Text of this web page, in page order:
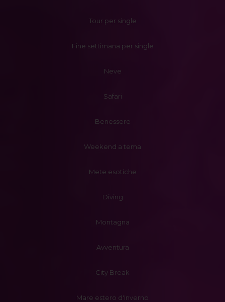
Tour per single
Fine settimana per single
Neve
Safari
Benessere
Weekend a tema
Mete esotiche
Diving
Montagna
Avventura
City Break
Mare estero d'inverno